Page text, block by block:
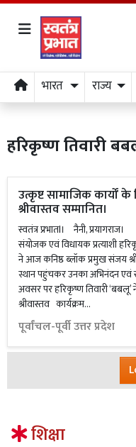
भारत राज्य
हरिकृष्ण तिवारी
उत्कृष्ट सामाजिक कार्यों
श्रीवास्तव सम्मानित।
स्वतंत्र प्रभातl। नैनी,
संयोजक एवं विधायक प्रत्याशी
ने आज कनिष्ठ ब्लॉक प्रमुख संजय
स्थान पहुंचकर उनका अभिनंदन एवं
अवसर पर हरिकृष्ण तिवारी
श्रीवास्तव कार्यक्रम...
पूर्वांचल-पूर्वी उत्तर प्रदेश
शिक्षा